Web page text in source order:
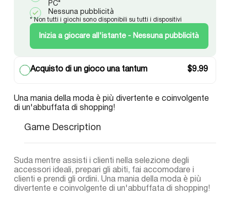
PC*
Nessuna pubblicità
* Non tutti i giochi sono disponibili su tutti i dispositivi
Inizia a giocare all'istante - Nessuna pubblicità
Acquisto di un gioco una tantum $9.99
Una mania della moda è più divertente e coinvolgente
di un'abbuffata di shopping!
Game Description
Suda mentre assisti i clienti nella selezione degli
accessori ideali, prepari gli abiti, fai accomodare i
clienti e prendi gli ordini. Una mania della moda è più
divertente e coinvolgente di un'abbuffata di shopping!